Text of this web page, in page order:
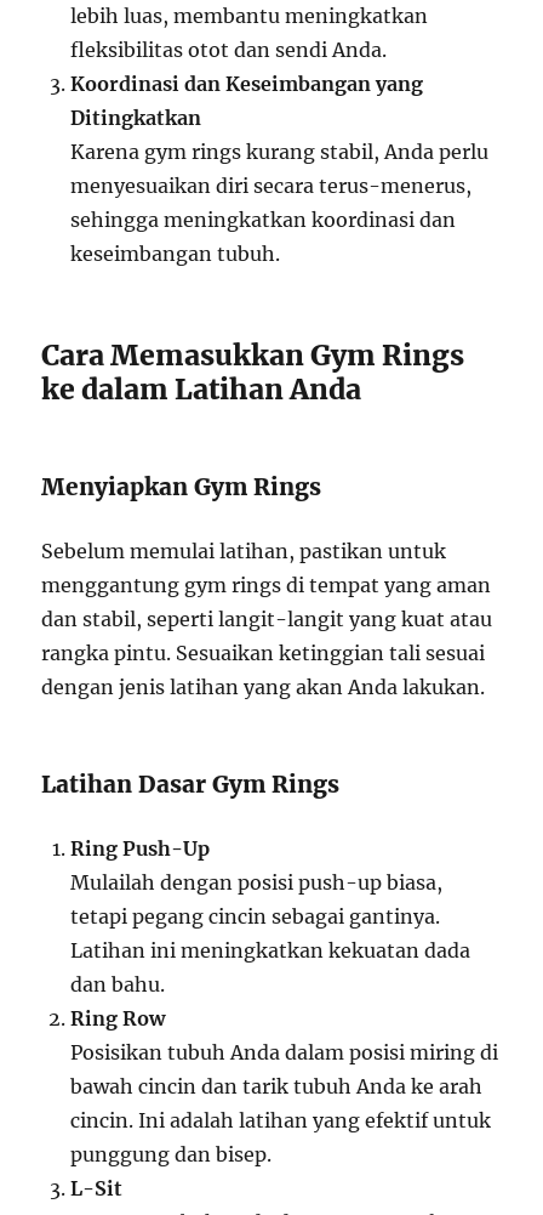
lebih luas, membantu meningkatkan
fleksibilitas otot dan sendi Anda.
Koordinasi dan Keseimbangan yang
Ditingkatkan
Karena gym rings kurang stabil, Anda perlu
menyesuaikan diri secara terus-menerus,
sehingga meningkatkan koordinasi dan
keseimbangan tubuh.
Cara Memasukkan Gym Rings
ke dalam Latihan Anda
Menyiapkan Gym Rings
Sebelum memulai latihan, pastikan untuk
menggantung gym rings di tempat yang aman
dan stabil, seperti langit-langit yang kuat atau
rangka pintu. Sesuaikan ketinggian tali sesuai
dengan jenis latihan yang akan Anda lakukan.
Latihan Dasar Gym Rings
Ring Push-Up
Mulailah dengan posisi push-up biasa,
tetapi pegang cincin sebagai gantinya.
Latihan ini meningkatkan kekuatan dada
dan bahu.
Ring Row
Posisikan tubuh Anda dalam posisi miring di
bawah cincin dan tarik tubuh Anda ke arah
cincin. Ini adalah latihan yang efektif untuk
punggung dan bisep.
L-Sit